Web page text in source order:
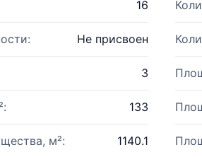
16
Не присвоен
3
133
м²: 1140.1